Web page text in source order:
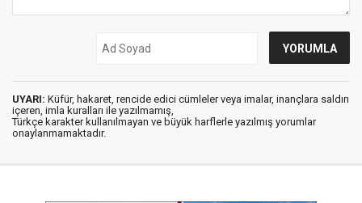
UYARI: Küfür, hakaret, rencide edici cümleler veya imalar, inançlara saldırı
içeren, imla kuralları ile yazılmamış,
Türkçe karakter kullanılmayan ve büyük harflerle yazılmış yorumlar
onaylanmamaktadır.